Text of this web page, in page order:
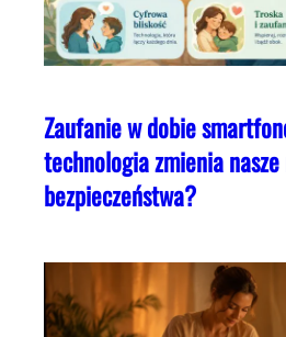
Zaufanie w dobie
technologia zmienia
bezpieczeństwa?